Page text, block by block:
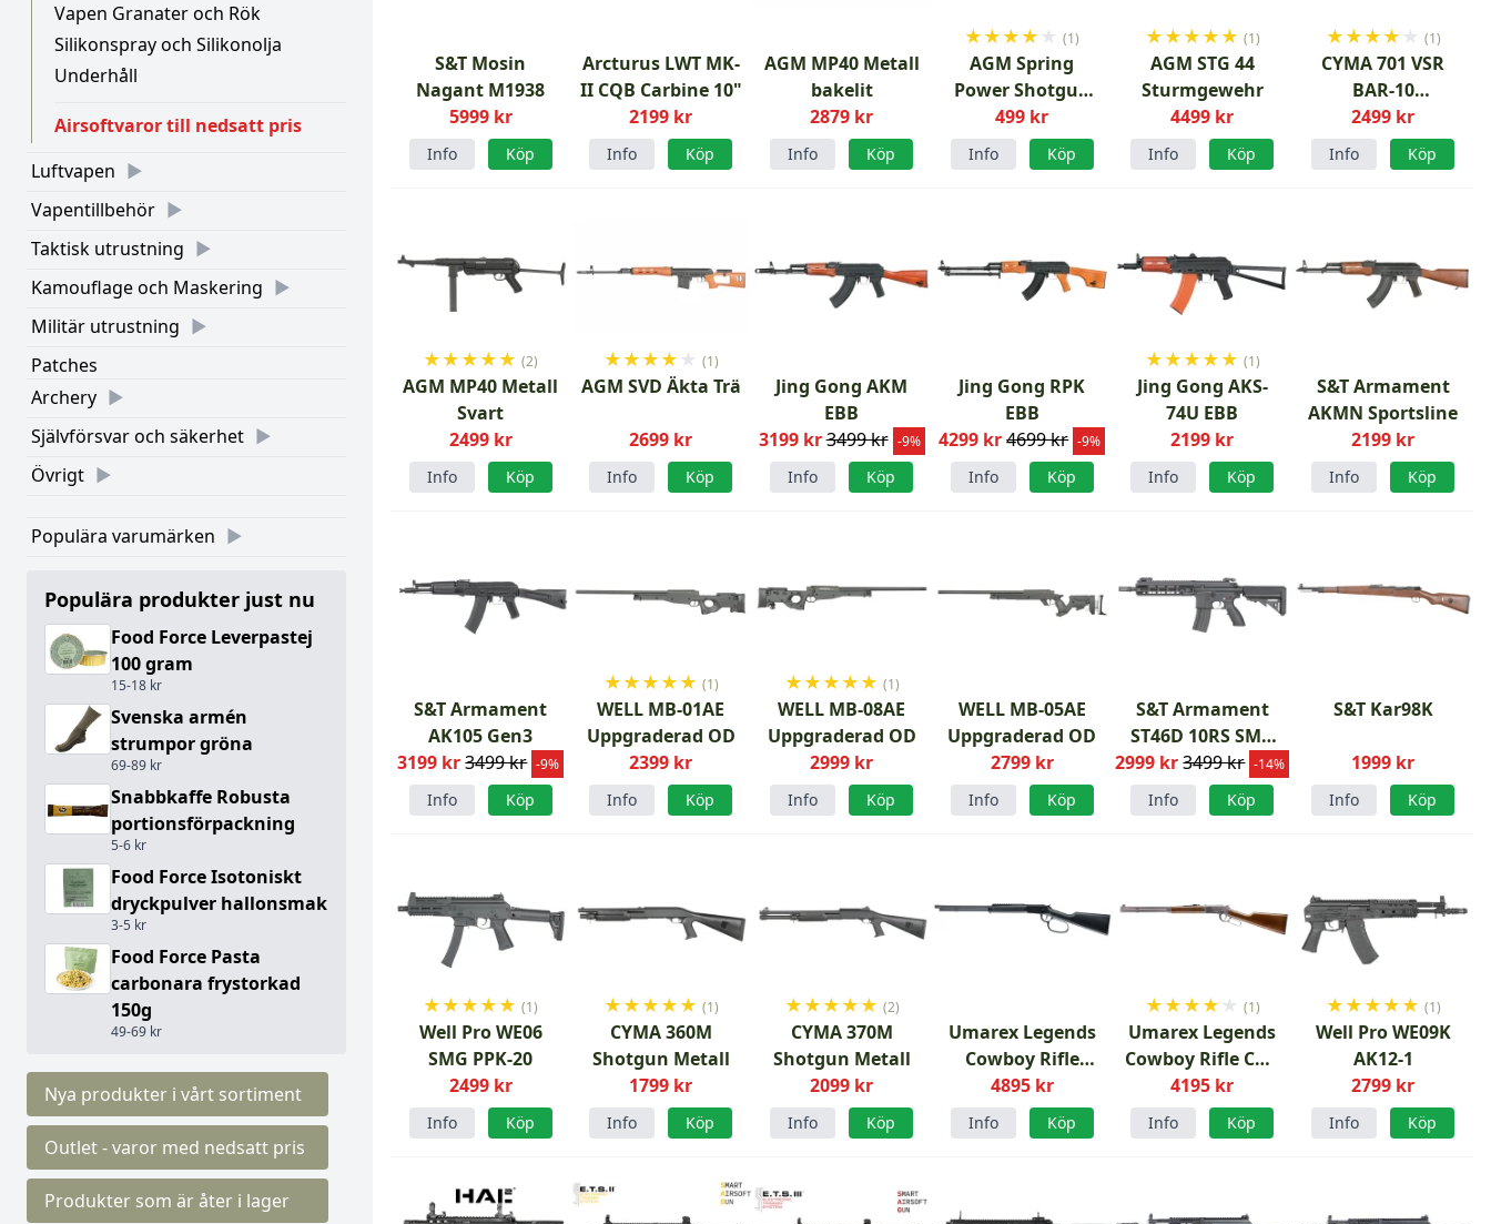
Vapen Granater och Rök
Silikonspray och Silikonolja
Underhåll
Airsoftvaror till nedsatt pris
Luftvapen
Vapentillbehör
Taktisk utrustning
Kamouflage och Maskering
Militär utrustning
Patches
Archery
Självförsvar och säkerhet
Övrigt
Populära varumärken
Populära produkter just nu
Food Force Leverpastej
100 gram
15-18 kr
Svenska armén
strumpor gröna
69-89 kr
Snabbkaffe Robusta
portionsförpackning
5-6 kr
Food Force Isotoniskt
dryckpulver hallonsmak
3-5 kr
Food Force Pasta
carbonara frystorkad
150g
49-69 kr
Nya produkter i vårt sortiment
Outlet - varor med nedsatt pris
Produkter som är åter i lager
S&T Mosin
Nagant M1938
5999 kr
Info Köp
Arcturus LWT MK-
II CQB Carbine 10"
2199 kr
Info Köp
AGM MP40 Metall
bakelit
2879 kr
Info Köp
★★★★ ★ (1)
AGM Spring
Power Shotgun
Short
499 kr
Info Köp
★★★★★ (1)
AGM STG 44
Sturmgewehr
4499 kr
Info Köp
★★★★ ★ (1)
CYMA 701 VSR
BAR-10
Uppgraderad
M170
2499 kr
Info Köp
★★★★★ (2)
AGM MP40 Metall
Svart
2499 kr
Info Köp
★★★★ ★ (1)
AGM SVD Äkta Trä
2699 kr
Info Köp
Jing Gong AKM
EBB
3199 kr3499 kr -9%
Info Köp
Jing Gong RPK
EBB
4299 kr4699 kr -9%
Info Köp
★★★★★ (1)
Jing Gong AKS-
74U EBB
2199 kr
Info Köp
S&T Armament
AKMN Sportsline
2199 kr
Info Köp
S&T Armament
AK105 Gen3
3199 kr3499 kr -9%
Info Köp
★★★★★ (1)
WELL MB-01AE
Uppgraderad OD
2399 kr
Info Köp
★★★★★ (1)
WELL MB-08AE
Uppgraderad OD
2999 kr
Info Köp
WELL MB-05AE
Uppgraderad OD
2799 kr
Info Köp
S&T Armament
ST46D 10RS SMR
Gen3
2999 kr 3499 kr -14%
Info Köp
S&T Kar98K
1999 kr
Info Köp
★★★★★ (1)
Well Pro WE06
SMG PPK-20
2499 kr
Info Köp
★★★★★ (1)
CYMA 360M
Shotgun Metall
1799 kr
Info Köp
★★★★★ (2)
CYMA 370M
Shotgun Metall
2099 kr
Info Köp
Umarex Legends
Cowboy Rifle
Renegade CO2
6mm
4895 kr
Info Köp
★★★★ ★ (1)
Umarex Legends
Cowboy Rifle CO2
6mm
4195 kr
Info Köp
★★★★★ (1)
Well Pro WE09K
AK12-1
2799 kr
Info Köp